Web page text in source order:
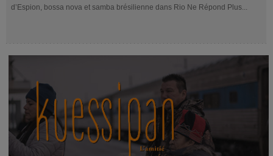
d’Espion, bossa nova et samba brésilienne dans Rio Ne Répond Plus...